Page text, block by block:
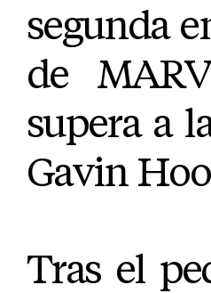
segunda
de
supera a
Gavin
Tras el